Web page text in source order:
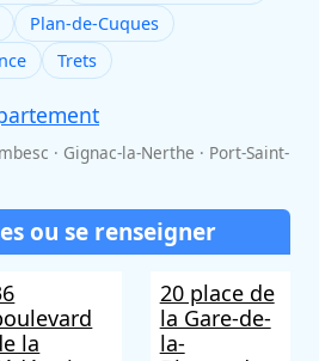
Plan-de-Cuques
Trets
· Gignac-la-Nerthe · Port-Saint-
ou se renseigner
la
20 place de
la Gare-de-
la-